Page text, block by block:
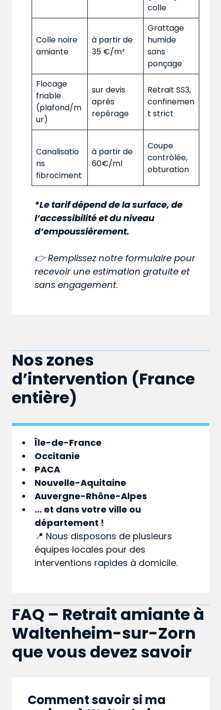
colle
Colle noire
amiante
à partir de
35 €/m²
Grattage
humide
sans
ponçage
Flocage
friable
(plafond/m
ur)
sur devis
après
repérage
Retrait SS3,
confinemen
t strict
Canalisatio
ns
fibrociment
à partir de
60€/ml
Coupe
contrôlée,
obturation
*Le tarif dépend de la surface, de
l’accessibilité et du niveau
d’empoussièrement.
👉 Remplissez notre formulaire pour
recevoir une estimation gratuite et
sans engagement.
Nos zones
d’intervention (France
entière)
Île-de-France
Occitanie
PACA
Nouvelle-Aquitaine
Auvergne-Rhône-Alpes
… et dans votreville ou
département !
📍 Nous disposons de plusieurs
équipes locales pour des
interventions rapides à domicile.
FAQ – Retrait amiante à
Waltenheim-sur-Zorn
que vous devez savoir
Comment savoir si ma